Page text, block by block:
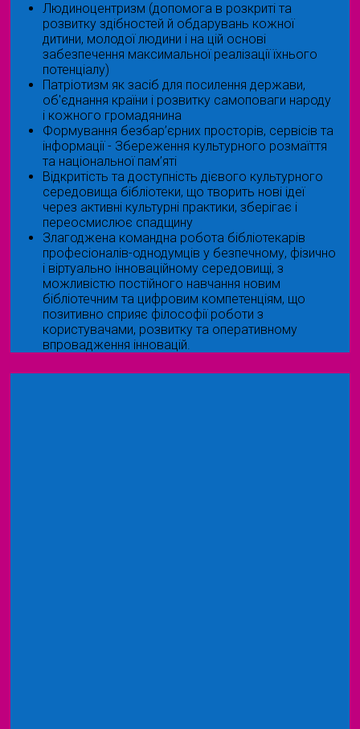
Людиноцентризм (допомога в розкриті та
розвитку здібностей й обдарувань кожної
дитини, молодої людини і на цій основі
забезпечення максимальної реалізації їхнього
потенціалу)
Патріотизм як засіб для посилення держави,
об'єднання країни і розвитку самоповаги народу
і кожного громадянина
Формування безбар’єрних просторів, сервісів та
інформації - Збереження культурного розмаїття
та національної пам’яті
Відкритість та доступність дієвого культурного
середовища бібліотеки, що творить нові ідеї
через активні культурні практики, зберігає і
переосмислює спадщину
Злагоджена командна робота бібліотекарів
професіоналів-однодумців у безпечному, фізично
і віртуально інноваційному середовищі, з
можливістю постійного навчання новим
бібліотечним та цифровим компетенціям, що
позитивно сприяє філософії роботи з
користувачами, розвитку та оперативному
впровадження інновацій.